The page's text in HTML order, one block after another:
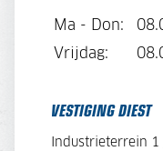
Ma - Don:
Vrijdag:
VESTIGING DIEST
Industrieterrein 1